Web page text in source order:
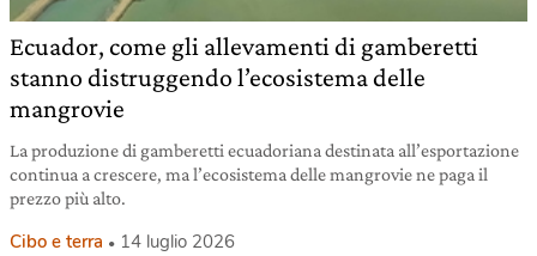
Ecuador, come gli allevamenti di gamberetti
stanno distruggendo l’ecosistema delle
mangrovie
La produzione di gamberetti ecuadoriana destinata all’esportazione
continua a crescere, ma l’ecosistema delle mangrovie ne paga il
prezzo più alto.
Cibo e terra 14 luglio 2026